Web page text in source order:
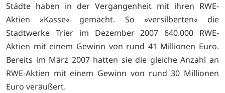
Städte haben in der Vergangenheit mit ihren RWE-
Aktien »Kasse« gemacht. So »versilberten« die
Stadtwerke Trier im Dezember 2007 640.000 RWE-
Aktien mit einem Gewinn von rund 41 Millionen Euro.
Bereits im März 2007 hatten sie die gleiche Anzahl an
RWE-Aktien mit einem Gewinn von rund 30 Millionen
Euro veräußert.